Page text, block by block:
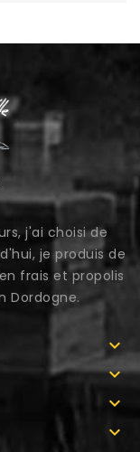
j'ai choisi de
je produis de
frais et propolis
Dordogne.



